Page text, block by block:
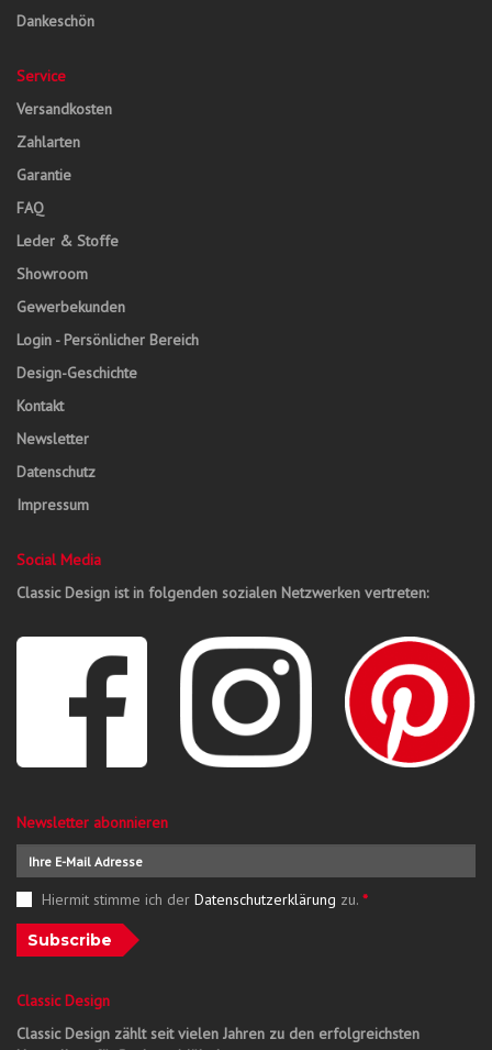
Dankeschön
Service
Versandkosten
Zahlarten
Garantie
FAQ
Leder & Stoffe
Showroom
Gewerbekunden
Login - Persönlicher Bereich
Design-Geschichte
Kontakt
Newsletter
Datenschutz
Impressum
Social Media
Classic Design ist in folgenden sozialen Netzwerken vertreten:
Newsletter abonnieren
Hiermit stimme ich der Datenschutzerklärung zu. *
Subscribe
Classic Design
Classic Design zählt seit vielen Jahren zu den erfolgreichsten